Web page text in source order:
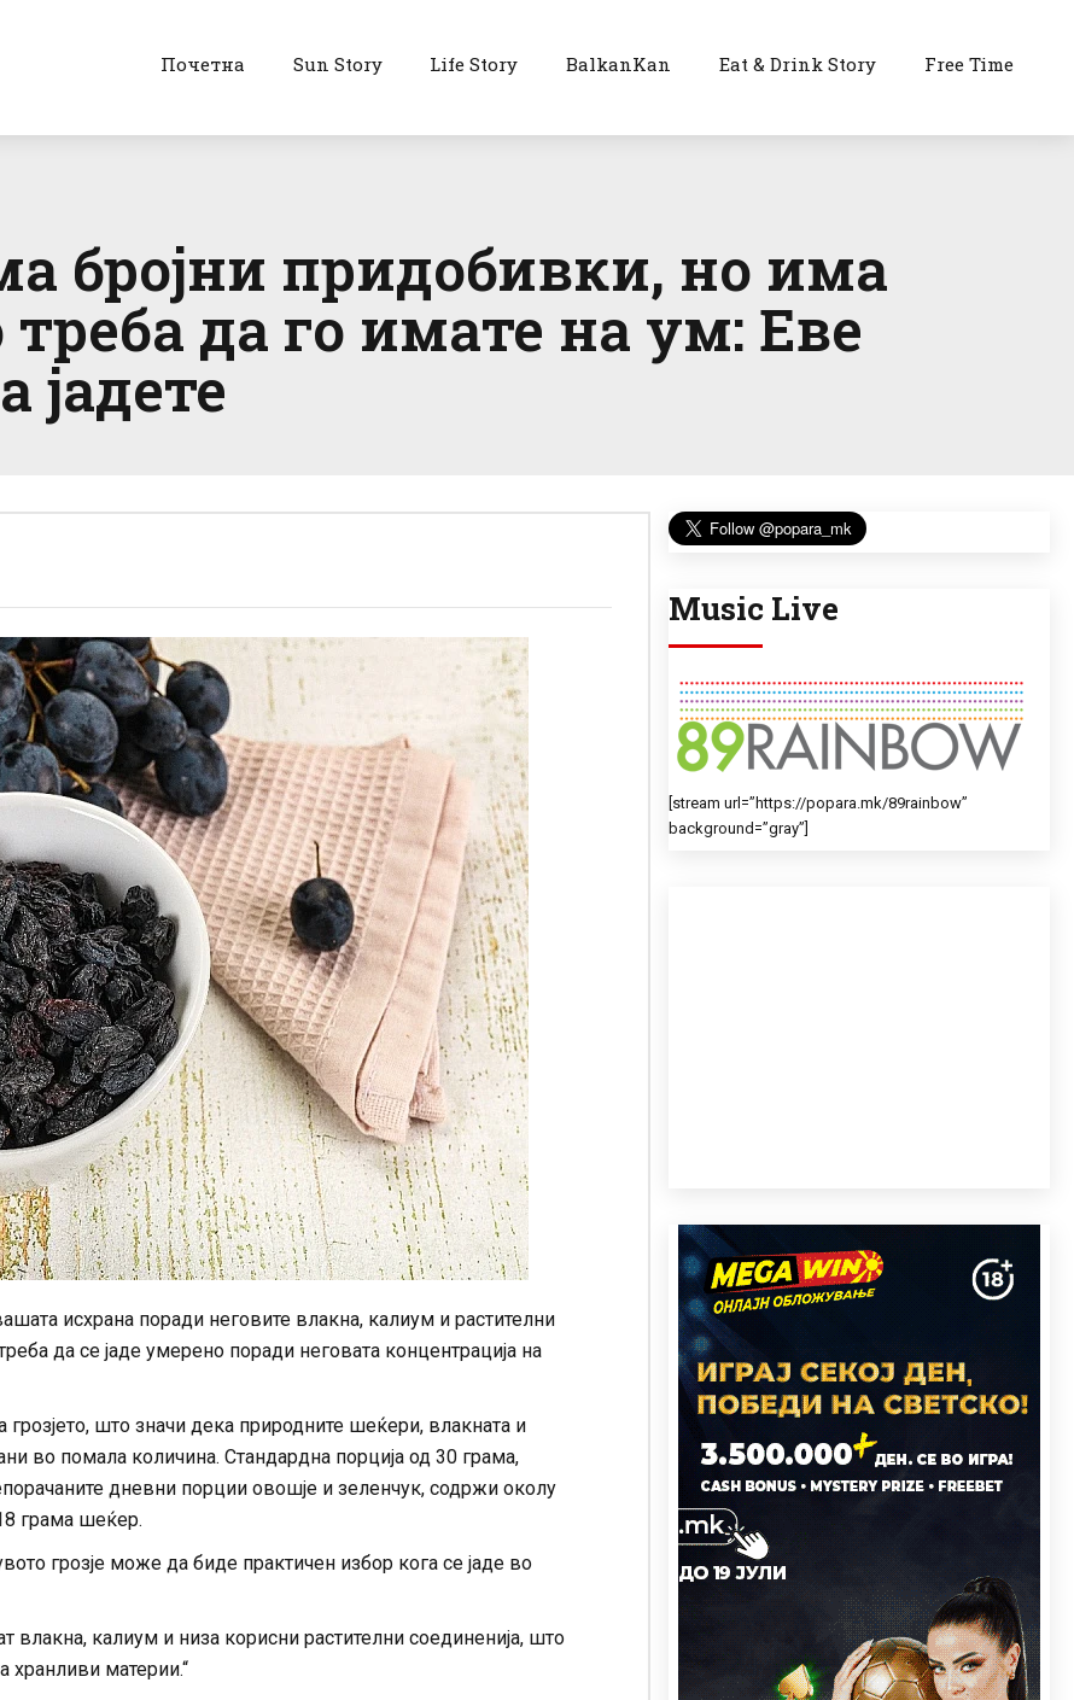
Почетна Sun Story Life Story BalkanKan Eat & Drink Story Free Time
бројни придобивки, но има
да го имате на ум: Еве
јадете
исхрана поради неговите влакна, калиум и растителни
да се јаде умерено поради неговата концентрација на
што значи дека природните шеќери, влакната и
во помала количина. Стандардна порција од 30 грама,
дневни порции овошје и зеленчук, содржи околу
грама шеќер.
грозје може да биде практичен избор кога се јаде во
влакна, калиум и низа корисни растителни соединенија, што
хранливи материи.“
Music Live
[stream url=”https://popara.mk/89rainbow”
background=”gray”]